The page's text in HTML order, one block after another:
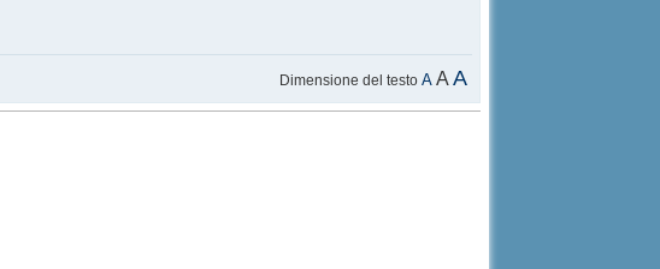
Dimensione del testoA A A